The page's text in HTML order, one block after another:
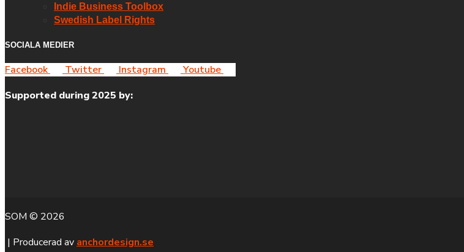
Indie Business Toolbox
Swedish Label Rights
SOCIALA MEDIER
Facebook Twitter Instagram
Youtube
Supported during 2025 by:
SOM © 2026
| Producerad av anchordesign.se